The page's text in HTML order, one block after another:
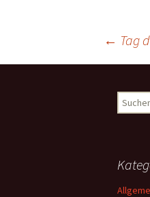
Beitrags-
← Tag
Suche
nach: